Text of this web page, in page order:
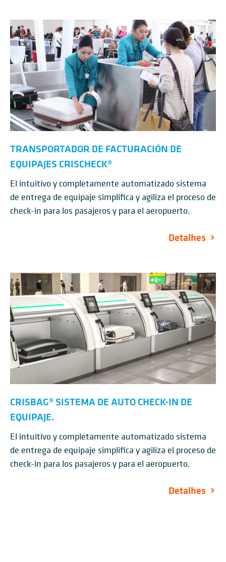
TRANSPORTADOR DE FACTURACIÓN DE
EQUIPAJES CRISCHECK®
El intuitivo y completamente automatizado sistema
de entrega de equipaje simplifica y agiliza el proceso de
check-in para los pasajeros y para el aeropuerto.
Detalhes
CRISBAG® SISTEMA DE AUTO CHECK-IN DE
EQUIPAJE.
El intuitivo y completamente automatizado sistema
de entrega de equipaje simplifica y agiliza el proceso de
check-in para los pasajeros y para el aeropuerto.
Detalhes